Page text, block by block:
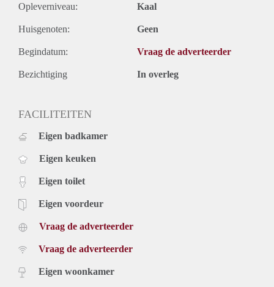
Opleverniveau: Kaal
Huisgenoten: Geen
Begindatum: Vraag de adverteerder
Bezichtiging In overleg
FACILITEITEN
Eigen badkamer
Eigen keuken
Eigen toilet
Eigen voordeur
Vraag de adverteerder
Vraag de adverteerder
Eigen woonkamer